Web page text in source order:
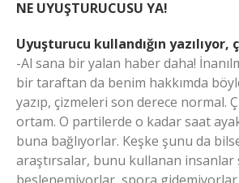
NE UYUŞTURUCUSU YA!
Uyuşturucu kullandığın
-Al sana bir yalan haber daha!
bir taraftan da benim hakkımda
yazıp, çizmeleri son derece normal.
ortam. O partilerde o kadar saat
buna bağlıyorlar. Keşke şunu da
araştırsalar, bunu kullanan insanlar